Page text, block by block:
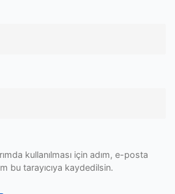
kullanılması için adım, e-posta
bu tarayıcıya kaydedilsin.